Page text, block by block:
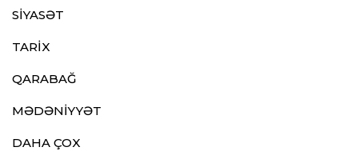
SİYASƏT
TARİX
QARABAĞ
MƏDƏNİYYƏT
DAHA ÇOX